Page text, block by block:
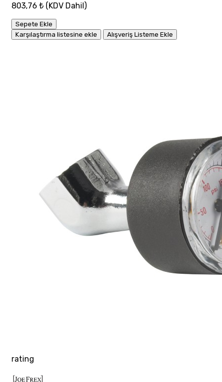
803,76 ₺ (KDV Dahil)
Sepete Ekle
Karşılaştırma listesine ekle
Alışveriş Listeme Ekle
rating